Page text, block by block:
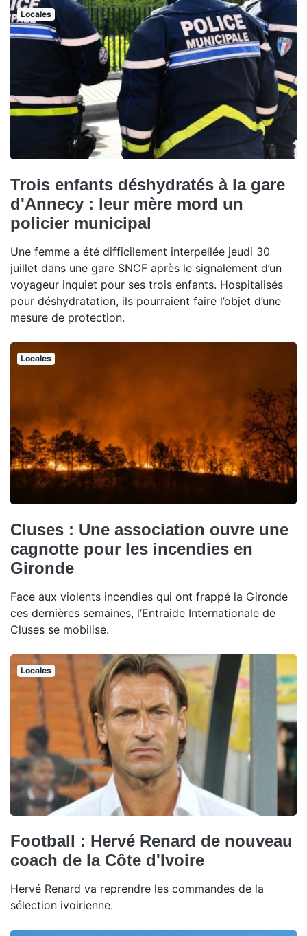
Locales
Trois enfants déshydratés à la gare
d'Annecy : leur mère mord un
policier municipal
Une femme a été difficilement interpellée jeudi 30
juillet dans une gare SNCF après le signalement d’un
voyageur inquiet pour ses trois enfants. Hospitalisés
pour déshydratation, ils pourraient faire l’objet d’une
mesure de protection.
Locales
Cluses : Une association ouvre une
cagnotte pour les incendies en
Gironde
Face aux violents incendies qui ont frappé la Gironde
ces dernières semaines, l’Entraide Internationale de
Cluses se mobilise.
Locales
Football : Hervé Renard de nouveau
coach de la Côte d'Ivoire
Hervé Renard va reprendre les commandes de la
sélection ivoirienne.